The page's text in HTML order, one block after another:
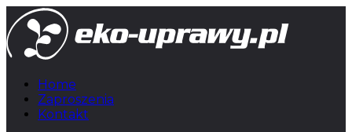
Home
Zaproszenia
Kontakt